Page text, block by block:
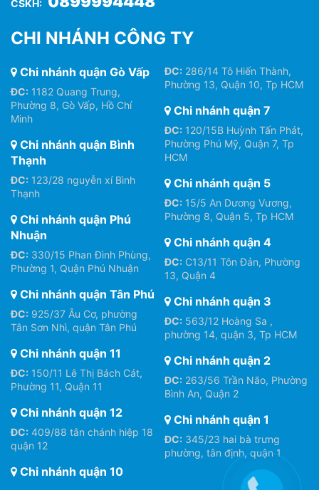
CSKH:
CHI NHÁNH CÔNG TY
Chi nhánh quận Gò Vấp
ĐC: 1182 Quang Trung,
Phường 8, Gò Vấp, Hồ Chí
Minh
Chi nhánh quận Bình
Thạnh
ĐC: 123/28 nguyễn xí Bình
Thạnh
Chi nhánh quận Phú
Nhuận
ĐC: 330/15 Phan Đình Phùng,
Phường 1, Quận Phú Nhuận
Chi nhánh quận Tân Phú
ĐC: 925/37 Âu Cơ, phường
Tân Sơn Nhì, quận Tân Phú
Chi nhánh quận 11
ĐC: 150/11 Lê Thị Bách Cát,
Phường 11, Quận 11
Chi nhánh quận 12
ĐC: 409/88 tân chánh hiệp 18
quận 12
Chi nhánh quận 10
ĐC: 286/14 Tô Hiến Thành,
Phường 13, Quận 10, Tp HCM
Chi nhánh quận 7
ĐC: 120/15B Huỳnh Tấn Phát,
Phường Phú Mỹ, Quận 7, Tp
HCM
Chi nhánh quận 5
ĐC: 15/5 An Dương Vương,
Phường 8, Quận 5, Tp HCM
Chi nhánh quận 4
ĐC: C13/11 Tôn Đản, Phường
13, Quận 4
Chi nhánh quận 3
ĐC: 563/12 Hoàng Sa ,
phường 14, quận 3, Tp HCM
Chi nhánh quận 2
ĐC: 263/56 Trần Não, Phường
Bình An, Quận 2
Chi nhánh quận 1
ĐC: 345/23 hai bà trưng
phường, tân định, quận 1